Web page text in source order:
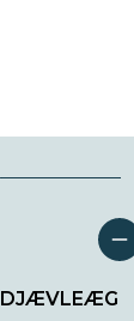
DJÆVLEÆG